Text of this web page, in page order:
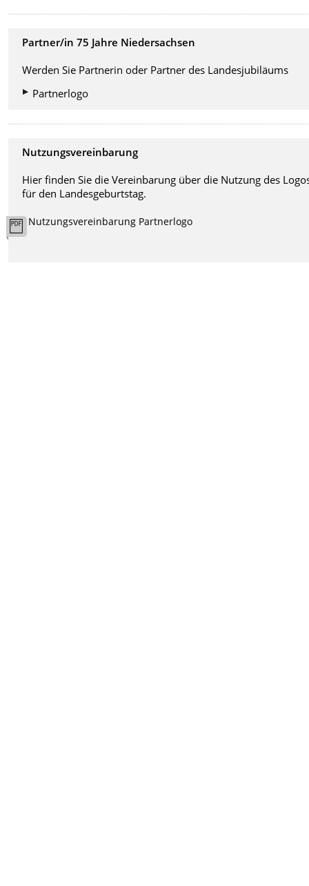
Partner/in 75 Jahre Niedersachsen
Werden Sie Partnerin oder Partner des Landesjubiläums
Partnerlogo
Nutzungsvereinbarung
Hier finden Sie die Vereinbarung über die Nutzung des
für den Landesgeburtstag.
Nutzungsvereinbarung Partnerlogo